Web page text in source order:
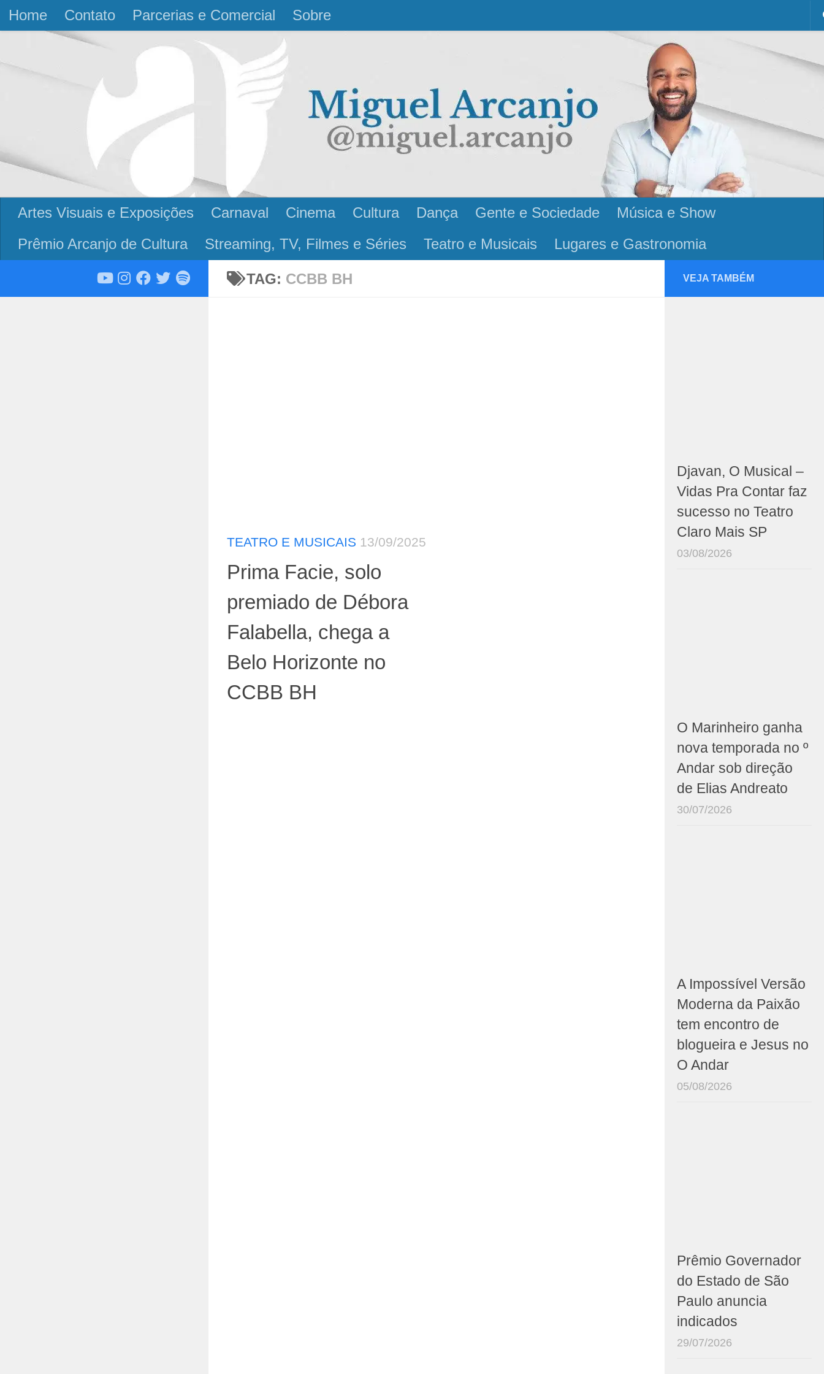
Skip to content
Home Contato Parcerias e Comercial Sobre
Artes Visuais e Exposições Carnaval Cinema Cultura Dança Gente e Sociedade
Música e Show
Prêmio Arcanjo de Cultura
Streaming, TV, Filmes e Séries Teatro e Musicais Lugares e Gastronomia
TAG: CCBB BH
TEATRO E MUSICAIS 13/09/2025
Prima Facie, solo
premiado de Débora
Falabella, chega a
Belo Horizonte no
CCBB BH
VEJA TAMBÉM
Djavan, O Musical –
Vidas Pra Contar faz
sucesso no Teatro
Claro Mais SP
03/08/2026
O Marinheiro ganha
nova temporada no º
Andar sob direção
de Elias Andreato
30/07/2026
A Impossível Versão
Moderna da Paixão
tem encontro de
blogueira e Jesus no
O Andar
05/08/2026
Prêmio Governador
do Estado de São
Paulo anuncia
indicados
29/07/2026